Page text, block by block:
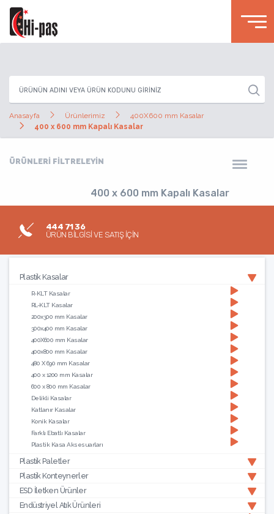
Anasayfa Ürünlerimiz
400X600 mm Kasalar
400 x 600 mm Kapalı Kasalar
ÜRÜNLERİ FİLTRELEYİN
400 x 600 mm Kapalı Kasalar
444 71 36
ÜRÜN BİLGİSİ VE SATIŞ İÇİN
Plastik Kasalar
R-KLT Kasalar
RL-KLT Kasalar
200x300 mm Kasalar
300x400 mm Kasalar
400X600 mm Kasalar
400x800 mm Kasalar
480 X 690 mm Kasalar
400 x 1200 mm Kasalar
600 x 800 mm Kasalar
Delikli Kasalar
Katlanır Kasalar
Konik Kasalar
Farklı Ebatlı Kasalar
Plastik Kasa Aksesuarları
Plastik Paletler
Plastik Konteynerler
ESD İletken Ürünler
Endüstriyel Atık Ürünleri